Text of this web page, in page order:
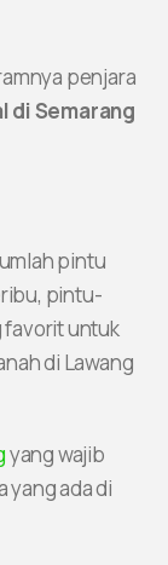
penjara
di Semarang
pintu
pintu-
favorit untuk
di Lawang
yang wajib
yang ada di